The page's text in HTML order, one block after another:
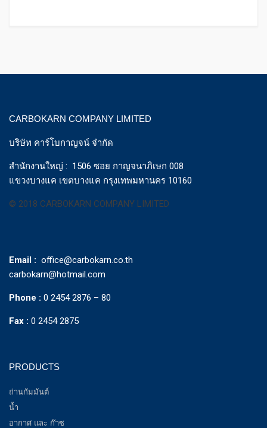
CARBOKARN COMPANY LIMITED
บริษัท คาร์โบกาญจน์ จำกัด
สำนักงานใหญ่ : 1506 ซอย กาญจนาภิเษก 008
แขวงบางแค เขตบางแค กรุงเทพมหานคร 10160
© 2018 CARBOKARN COMPANY LIMITED
Email : office@carbokarn.co.th
carbokarn@hotmail.com
Phone : 0 2454 2876 – 80
Fax : 0 2454 2875
PRODUCTS
ถ่านกัมมันต์
น้ำ
อากาศ และ ก๊าซ